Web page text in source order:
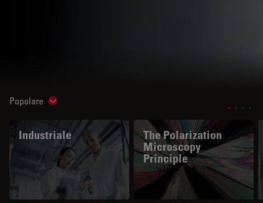
Popolare Show subnavigation
Industriale
The Polarization
Microscopy
Principle